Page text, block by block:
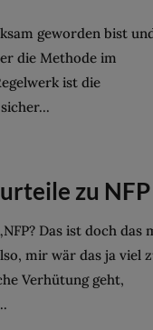
geworden bist
die Methode im
ist die
zu NFP
Das ist doch das
mir wär das ja viel
Verhütung geht,